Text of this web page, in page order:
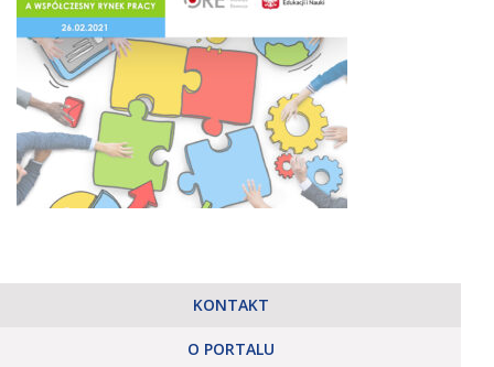
KONTAKT
O PORTALU